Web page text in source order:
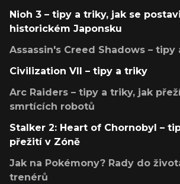
Nioh 3 – tipy a triky, jak se
historickém Japonsku
Assassin's Creed Shadows – tipy
Civilization VII – tipy a triky
Arc Raiders – tipy a triky, jak
smrtících robotů
Stalker 2: Heart of Chornobyl –
přežití v Zóně
Jak na Pokémony? Rady do
trenérů